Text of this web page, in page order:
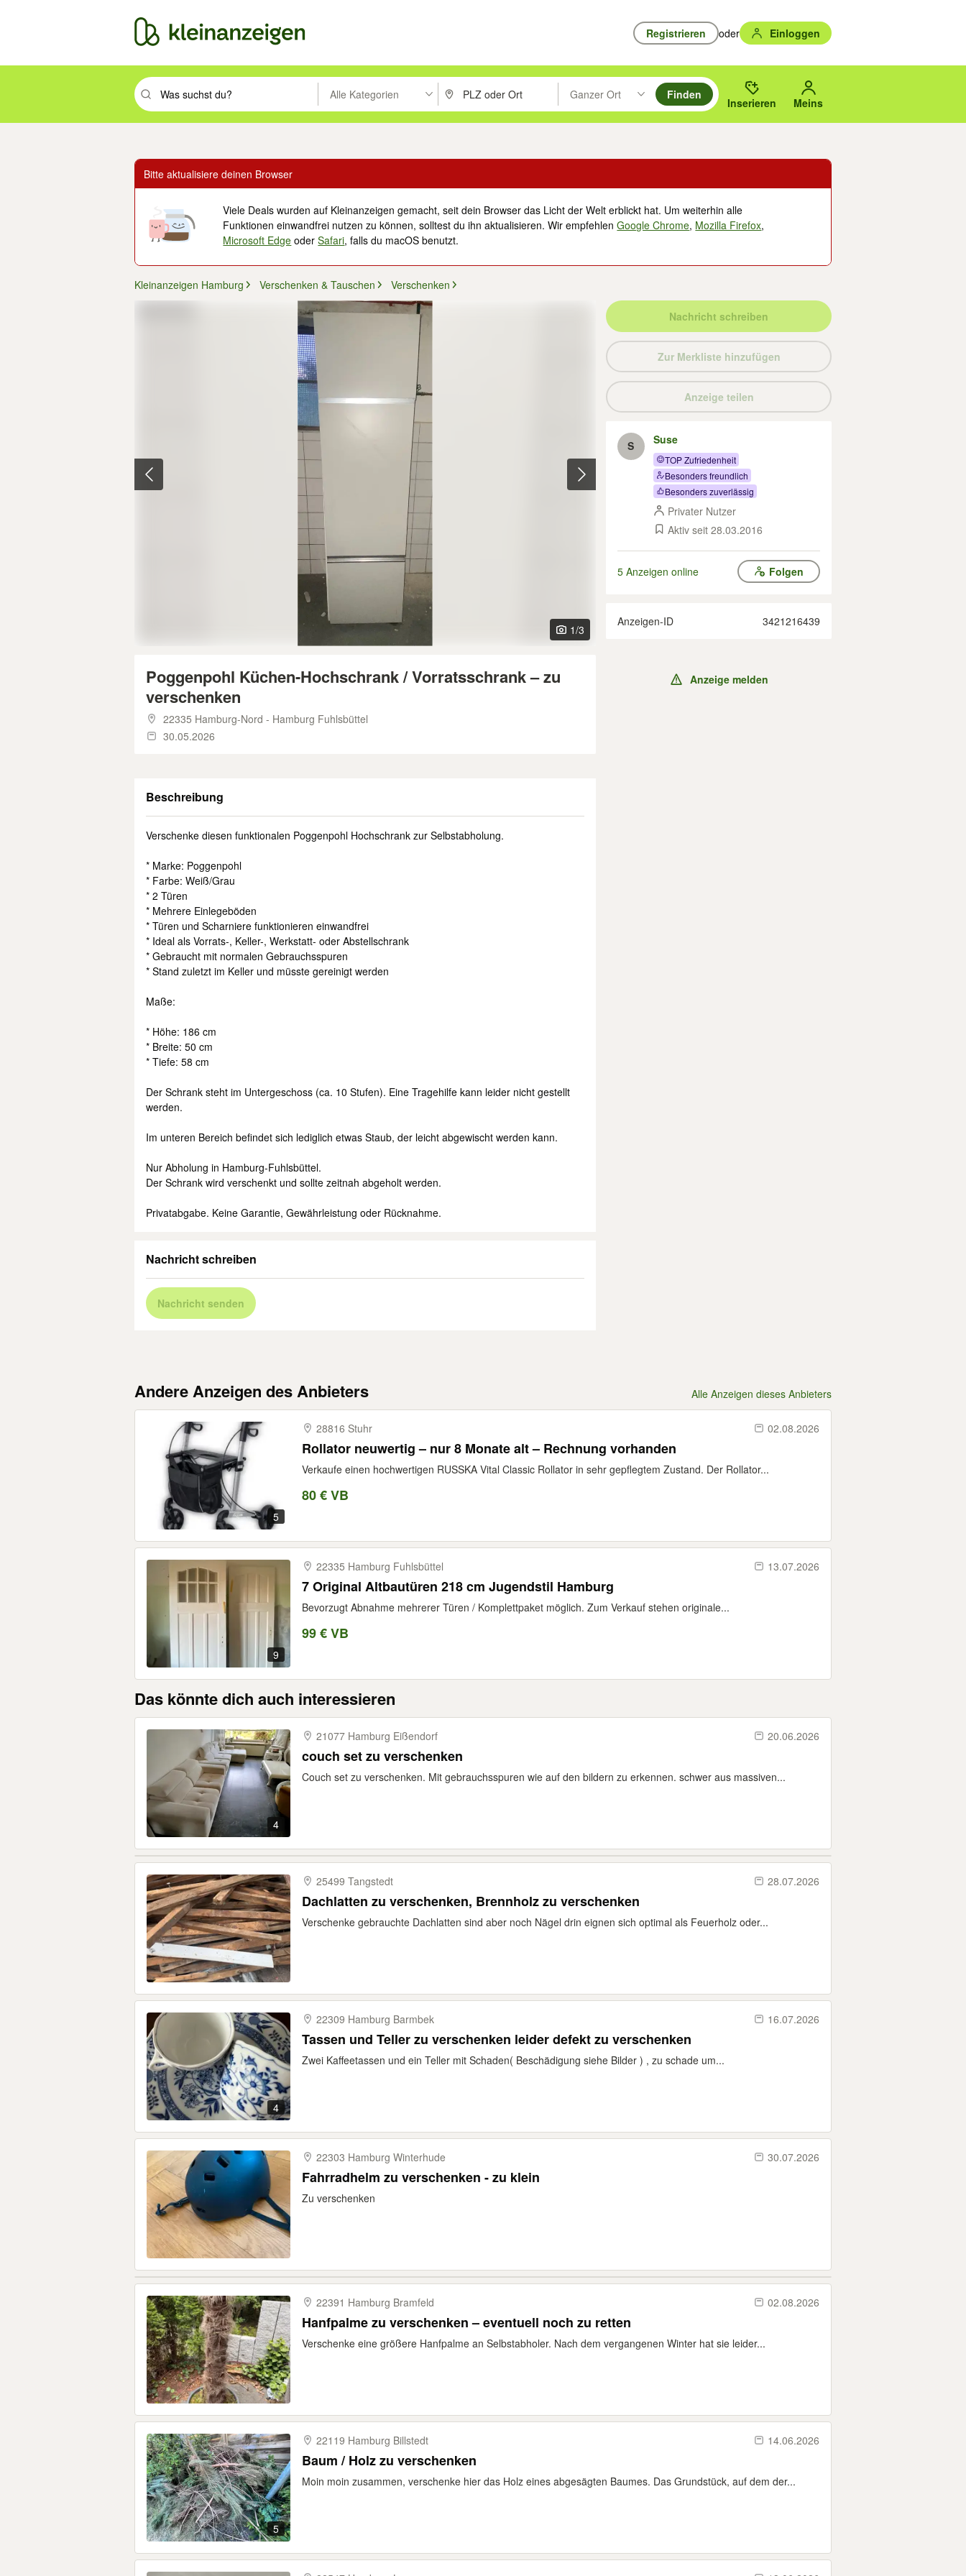
Registrieren oder Einloggen
Suchbegriff eingeben. Eingabetaste drücken um zu suchen, oder Vorschläge mit den Pfeiltasten nach oben/unten durchsuchen und mit Eingabetaste auswählen.
Alle Kategorien PLZ oder Ort eingeben. Eingabetaste drücken um zu suchen, oder Vorschläge mit den Pfeiltasten nach oben/
Ganzer Ort
Suche im Umkreis des gewählten Orts oder PLZ.
Finden
Inserieren Meins
Bitte aktualisiere deinen Browser
Viele Deals wurden auf Kleinanzeigen gemacht, seit dein Browser das Licht der Welt erblickt hat. Um weiterhin alle
Funktionen einwandfrei nutzen zu können, solltest du ihn aktualisieren. Wir empfehlenGoogle Chrome, Mozilla Firefox,
Microsoft Edge oderSafari, falls du macOS benutzt.
Kleinanzeigen Hamburg Verschenken & Tauschen Verschenken
1/3
Poggenpohl Küchen-Hochschrank / Vorratsschrank – zu
verschenken
22335 Hamburg-Nord - Hamburg Fuhlsbüttel
30.05.2026
Beschreibung
Verschenke diesen funktionalen Poggenpohl Hochschrank zur Selbstabholung.
* Marke: Poggenpohl
* Farbe: Weiß/Grau
* 2 Türen
* Mehrere Einlegeböden
* Türen und Scharniere funktionieren einwandfrei
* Ideal als Vorrats-, Keller-, Werkstatt- oder Abstellschrank
* Gebraucht mit normalen Gebrauchsspuren
* Stand zuletzt im Keller und müsste gereinigt werden
Maße:
* Höhe: 186 cm
* Breite: 50 cm
* Tiefe: 58 cm
Der Schrank steht im Untergeschoss (ca. 10 Stufen). Eine Tragehilfe kann leider nicht gestellt
werden.
Im unteren Bereich befindet sich lediglich etwas Staub, der leicht abgewischt werden kann.
Nur Abholung in Hamburg-Fuhlsbüttel.
Der Schrank wird verschenkt und sollte zeitnah abgeholt werden.
Privatabgabe. Keine Garantie, Gewährleistung oder Rücknahme.
Nachricht schreiben
Nachricht senden
Nachricht schreiben
Zur Merkliste hinzufügen
Anzeige teilen
S Suse
TOP Zufriedenheit
Besonders freundlich
Besonders zuverlässig
Privater Nutzer
Aktiv seit 28.03.2016
5 Anzeigen online Folgen
Anzeigen-ID 3421216439
Anzeige melden
Andere Anzeigen des Anbieters Alle Anzeigen dieses Anbieters
5
28816 Stuhr 02.08.2026
Rollator neuwertig – nur 8 Monate alt – Rechnung vorhanden
Verkaufe einen hochwertigen RUSSKA Vital Classic Rollator in sehr gepflegtem Zustand. Der Rollator...
80 € VB
9
22335 Hamburg Fuhlsbüttel 13.07.2026
7 Original Altbautüren 218 cm Jugendstil Hamburg
Bevorzugt Abnahme mehrerer Türen / Komplettpaket möglich. Zum Verkauf stehen originale...
99 € VB
Das könnte dich auch interessieren
4
21077 Hamburg Eißendorf 20.06.2026
couch set zu verschenken
Couch set zu verschenken. Mit gebrauchsspuren wie auf den bildern zu erkennen. schwer aus massiven...
25499 Tangstedt 28.07.2026
Dachlatten zu verschenken, Brennholz zu verschenken
Verschenke gebrauchte Dachlatten sind aber noch Nägel drin eignen sich optimal als Feuerholz oder...
4
22309 Hamburg Barmbek 16.07.2026
Tassen und Teller zu verschenken leider defekt zu verschenken
Zwei Kaffeetassen und ein Teller mit Schaden( Beschädigung siehe Bilder ) , zu schade um...
22303 Hamburg Winterhude 30.07.2026
Fahrradhelm zu verschenken - zu klein
Zu verschenken
22391 Hamburg Bramfeld 02.08.2026
Hanfpalme zu verschenken – eventuell noch zu retten
Verschenke eine größere Hanfpalme an Selbstabholer. Nach dem vergangenen Winter hat sie leider...
5
22119 Hamburg Billstedt 14.06.2026
Baum / Holz zu verschenken
Moin moin zusammen, verschenke hier das Holz eines abgesägten Baumes. Das Grundstück, auf dem der...